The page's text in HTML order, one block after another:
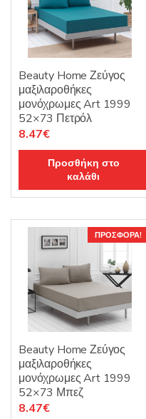
Beauty Home Ζεύγος
μαξιλαροθήκες
μονόχρωμες Art 1999
52×73 Πετρόλ
Original
price
8.47€Η
τρέχουσα
τιμή
είναι:
8.47€.
Προσθήκη στο
καλάθι
ΠΡΟΣΦΟΡΆ!
Beauty Home Ζεύγος
μαξιλαροθήκες
μονόχρωμες Art 1999
52×73 Μπεζ
Original
8.47€Η